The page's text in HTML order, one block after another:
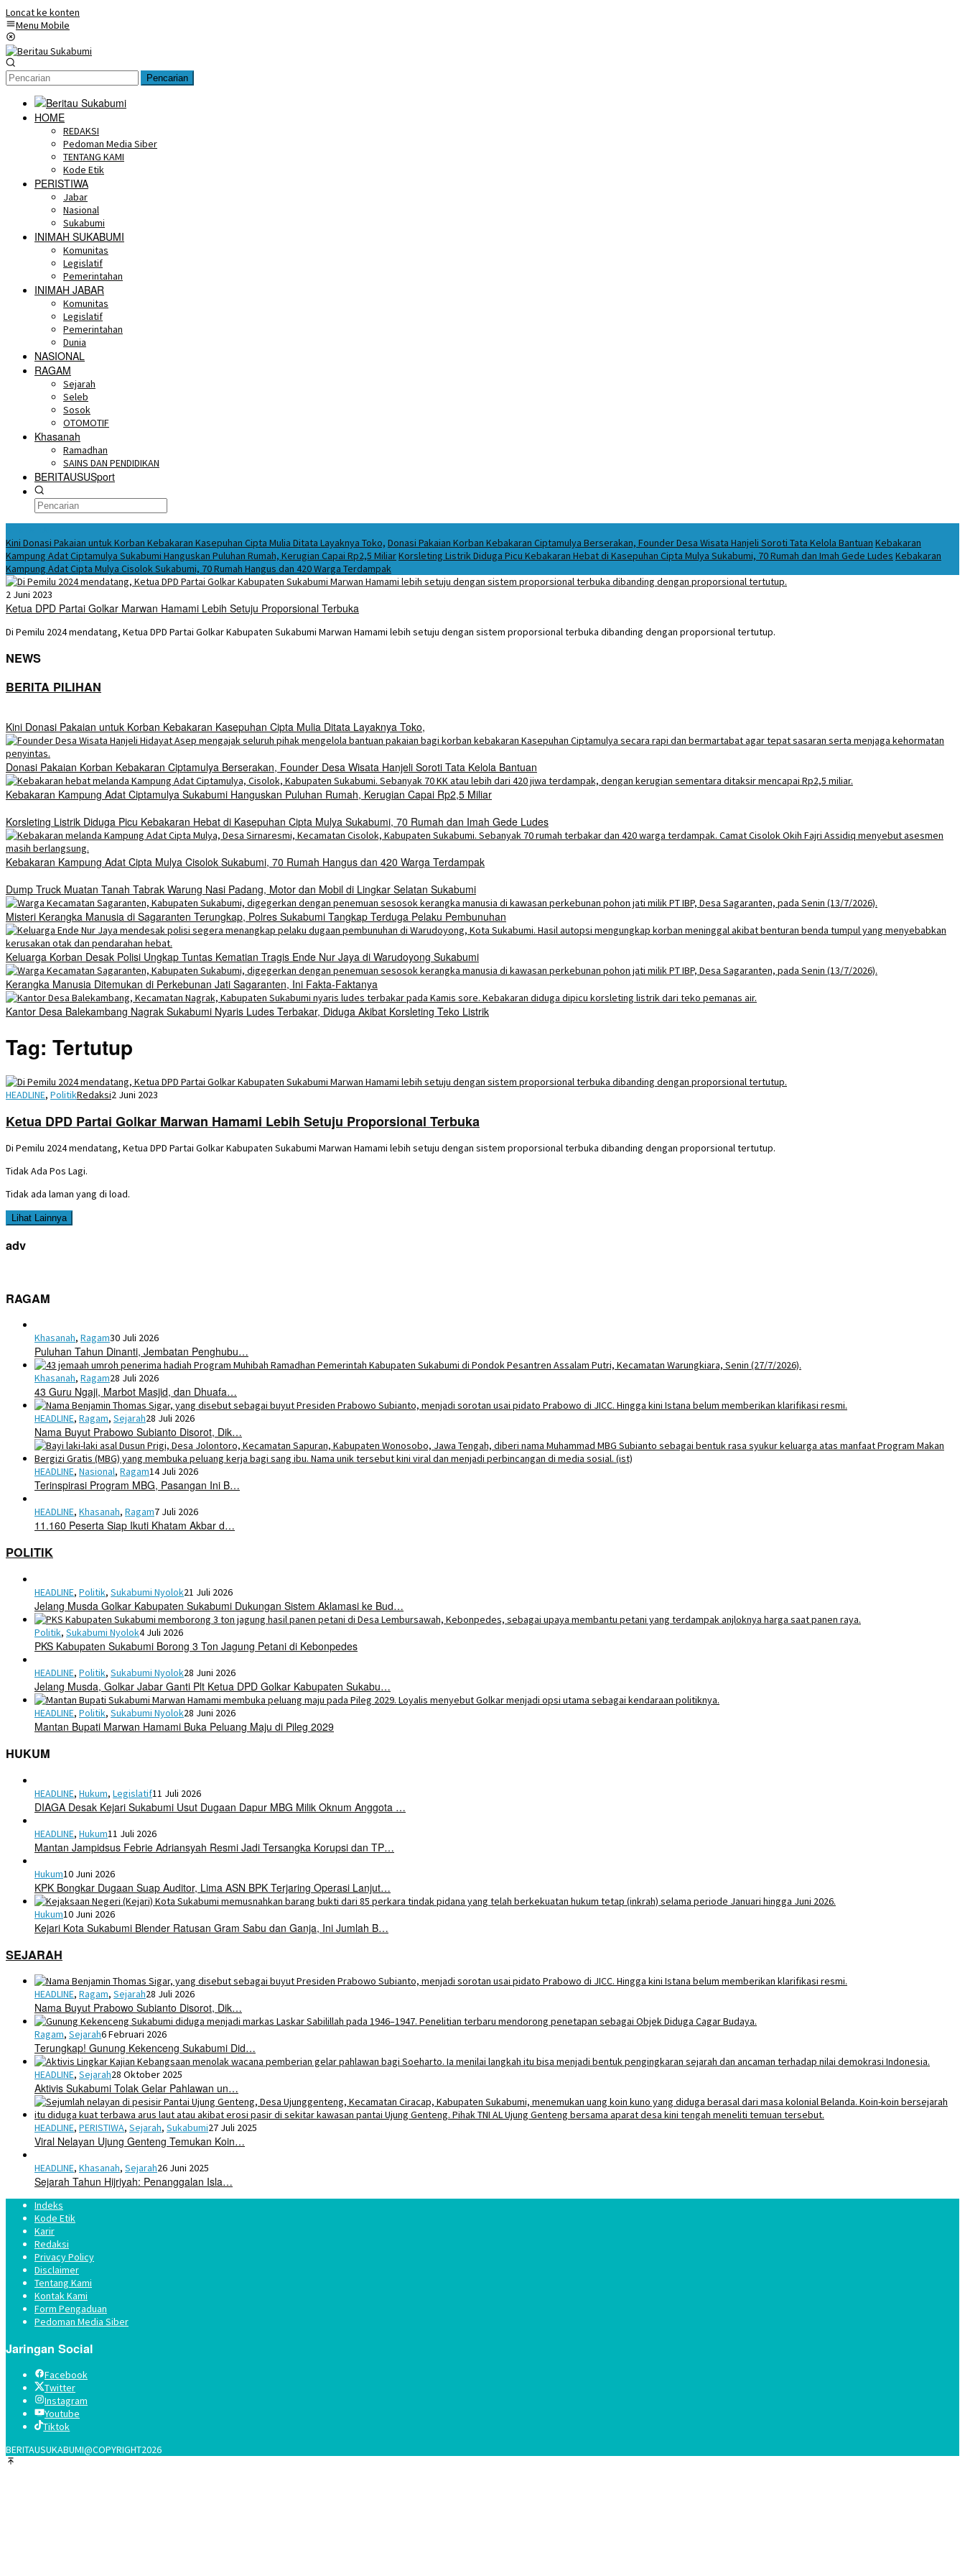
Loncat ke konten
Menu Mobile
Pencarian
HOME
REDAKSI
Pedoman Media Siber
TENTANG KAMI
Kode Etik
PERISTIWA
Jabar
Nasional
Sukabumi
INIMAH SUKABUMI
Komunitas
Legislatif
Pemerintahan
INIMAH JABAR
Komunitas
Legislatif
Pemerintahan
Dunia
NASIONAL
RAGAM
Sejarah
Seleb
Sosok
OTOMOTIF
Khasanah
Ramadhan
SAINS DAN PENDIDIKAN
BERITAUSUSport
Kini Donasi Pakaian untuk Korban Kebakaran Kasepuhan Cipta Mulia Ditata Layaknya Toko, Donasi Pakaian Korban Kebakaran Ciptamulya Berserakan, Founder Desa Wisata Hanjeli Soroti Tata Kelola Bantuan Kebakaran
Kampung Adat Ciptamulya Sukabumi Hanguskan Puluhan Rumah, Kerugian Capai Rp2,5 MiliarKorsleting Listrik Diduga Picu Kebakaran Hebat di Kasepuhan Cipta Mulya Sukabumi, 70 Rumah dan Imah Gede Ludes Kebakaran
Kampung Adat Cipta Mulya Cisolok Sukabumi, 70 Rumah Hangus dan 420 Warga Terdampak
2 Juni 2023
Ketua DPD Partai Golkar Marwan Hamami Lebih Setuju Proporsional Terbuka
Di Pemilu 2024 mendatang, Ketua DPD Partai Golkar Kabupaten Sukabumi Marwan Hamami lebih setuju dengan sistem proporsional terbuka dibanding dengan proporsional tertutup.
NEWS
BERITA PILIHAN
Kini Donasi Pakaian untuk Korban Kebakaran Kasepuhan Cipta Mulia Ditata Layaknya Toko,
Donasi Pakaian Korban Kebakaran Ciptamulya Berserakan, Founder Desa Wisata Hanjeli Soroti Tata Kelola Bantuan
Kebakaran Kampung Adat Ciptamulya Sukabumi Hanguskan Puluhan Rumah, Kerugian Capai Rp2,5 Miliar
Korsleting Listrik Diduga Picu Kebakaran Hebat di Kasepuhan Cipta Mulya Sukabumi, 70 Rumah dan Imah Gede Ludes
Kebakaran Kampung Adat Cipta Mulya Cisolok Sukabumi, 70 Rumah Hangus dan 420 Warga Terdampak
Dump Truck Muatan Tanah Tabrak Warung Nasi Padang, Motor dan Mobil di Lingkar Selatan Sukabumi
Misteri Kerangka Manusia di Sagaranten Terungkap, Polres Sukabumi Tangkap Terduga Pelaku Pembunuhan
Keluarga Korban Desak Polisi Ungkap Tuntas Kematian Tragis Ende Nur Jaya di Warudoyong Sukabumi
Kerangka Manusia Ditemukan di Perkebunan Jati Sagaranten, Ini Fakta-Faktanya
Kantor Desa Balekambang Nagrak Sukabumi Nyaris Ludes Terbakar, Diduga Akibat Korsleting Teko Listrik
Tag: Tertutup
HEADLINE, PolitikRedaksi2 Juni 2023
Ketua DPD Partai Golkar Marwan Hamami Lebih Setuju Proporsional Terbuka
Di Pemilu 2024 mendatang, Ketua DPD Partai Golkar Kabupaten Sukabumi Marwan Hamami lebih setuju dengan sistem proporsional terbuka dibanding dengan proporsional tertutup.
Tidak Ada Pos Lagi.
Tidak ada laman yang di load.
Lihat Lainnya
adv
RAGAM
Khasanah, Ragam30 Juli 2026
Puluhan Tahun Dinanti, Jembatan Penghubu…
Khasanah, Ragam28 Juli 2026
43 Guru Ngaji, Marbot Masjid, dan Dhuafa…
HEADLINE, Ragam, Sejarah28 Juli 2026
Nama Buyut Prabowo Subianto Disorot, Dik…
HEADLINE, Nasional, Ragam14 Juli 2026
Terinspirasi Program MBG, Pasangan Ini B…
HEADLINE, Khasanah, Ragam7 Juli 2026
11.160 Peserta Siap Ikuti Khatam Akbar d…
POLITIK
HEADLINE, Politik, Sukabumi Nyolok21 Juli 2026
Jelang Musda Golkar Kabupaten Sukabumi Dukungan Sistem Aklamasi ke Bud…
Politik, Sukabumi Nyolok4 Juli 2026
PKS Kabupaten Sukabumi Borong 3 Ton Jagung Petani di Kebonpedes
HEADLINE, Politik, Sukabumi Nyolok28 Juni 2026
Jelang Musda, Golkar Jabar Ganti Plt Ketua DPD Golkar Kabupaten Sukabu…
HEADLINE, Politik, Sukabumi Nyolok28 Juni 2026
Mantan Bupati Marwan Hamami Buka Peluang Maju di Pileg 2029
HUKUM
HEADLINE, Hukum, Legislatif11 Juli 2026
DIAGA Desak Kejari Sukabumi Usut Dugaan Dapur MBG Milik Oknum Anggota …
HEADLINE, Hukum11 Juli 2026
Mantan Jampidsus Febrie Adriansyah Resmi Jadi Tersangka Korupsi dan TP…
Hukum10 Juni 2026
KPK Bongkar Dugaan Suap Auditor, Lima ASN BPK Terjaring Operasi Lanjut…
Hukum10 Juni 2026
Kejari Kota Sukabumi Blender Ratusan Gram Sabu dan Ganja, Ini Jumlah B…
SEJARAH
HEADLINE, Ragam, Sejarah28 Juli 2026
Nama Buyut Prabowo Subianto Disorot, Dik…
Ragam, Sejarah6 Februari 2026
Terungkap! Gunung Kekenceng Sukabumi Did…
HEADLINE, Sejarah28 Oktober 2025
Aktivis Sukabumi Tolak Gelar Pahlawan un…
HEADLINE, PERISTIWA, Sejarah, Sukabumi27 Juli 2025
Viral Nelayan Ujung Genteng Temukan Koin…
HEADLINE, Khasanah, Sejarah26 Juni 2025
Sejarah Tahun Hijriyah: Penanggalan Isla…
Indeks
Kode Etik
Karir
Redaksi
Privacy Policy
Disclaimer
Tentang Kami
Kontak Kami
Form Pengaduan
Pedoman Media Siber
Jaringan Social
Facebook
Twitter
Instagram
Youtube
Tiktok
BERITAUSUKABUMI@COPYRIGHT2026